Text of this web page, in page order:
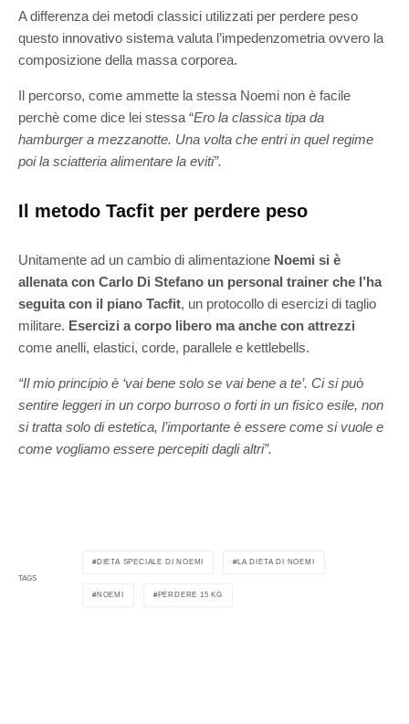
A differenza dei metodi classici utilizzati per perdere peso
questo innovativo sistema valuta l’impedenzometria ovvero la
composizione della massa corporea.
Il percorso, come ammette la stessa Noemi non è facile
perchè come dice lei stessa “Ero la classica tipa da
hamburger a mezzanotte. Una volta che entri in quel regime
poi la sciatteria alimentare la eviti”.
Il metodo Tacfit per perdere peso
Unitamente ad un cambio di alimentazione Noemi si è
allenata con Carlo Di Stefano un personal trainer che l’ha
seguita con il piano Tacfit, un protocollo di esercizi di taglio
militare. Esercizi a corpo libero ma anche con attrezzi
come anelli, elastici, corde, parallele e kettlebells.
“Il mio principio è ‘vai bene solo se vai bene a te’. Ci si può
sentire leggeri in un corpo burroso o forti in un fisico esile, non
si tratta solo di estetica, l’importante è essere come si vuole e
come vogliamo essere percepiti dagli altri”.
TAGS
DIETA SPECIALE DI NOEMI LA DIETA DI NOEMI
NOEMI PERDERE 15 KG